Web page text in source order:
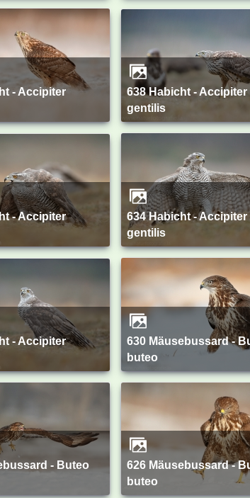
638 Habicht - Accipiter
gentilis
634 Habicht - Accipiter
gentilis
630 Mäusebussard - Buteo
buteo
626 Mäusebussard - Buteo
buteo